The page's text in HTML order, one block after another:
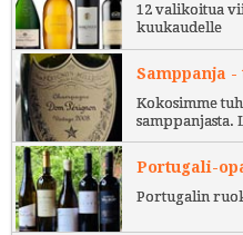
12 valikoitua
kuukaudelle
Samppanja
Kokosimme
samppanjasta.
Portugali-
Portugalin